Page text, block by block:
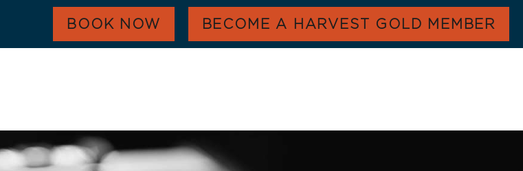
BOOK NOW BECOME A HARVEST GOLD MEMBER